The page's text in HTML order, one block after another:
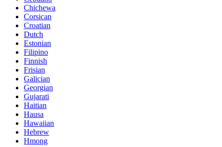
Chichewa
Corsican
Croatian
Dutch
Estonian
Filipino
Finnish
Frisian
Galician
Georgian
Gujarati
Haitian
Hausa
Hawaiian
Hebrew
Hmong